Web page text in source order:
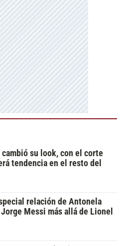
cambió su look, con el corte
tendencia en el resto del
relación de Antonela
Messi más allá de Lionel